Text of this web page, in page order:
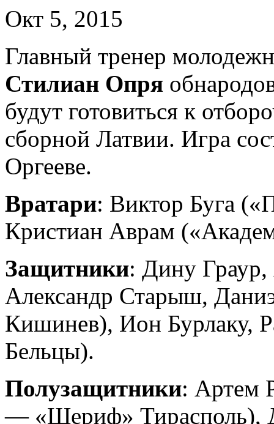
Окт 5, 2015
Главный тренер
Стилиан Опря
будут готовиться к
сборной Латвии. Игра
Оргееве.
Вратари: Виктор Буга
Кристиан Аврам
Защитники: Дину Граур,
Александр Старыш,
Кишинев), Ион Бурлаку,
Бельцы).
Полузащитники: Артем
— «Шериф» Тирасполь),